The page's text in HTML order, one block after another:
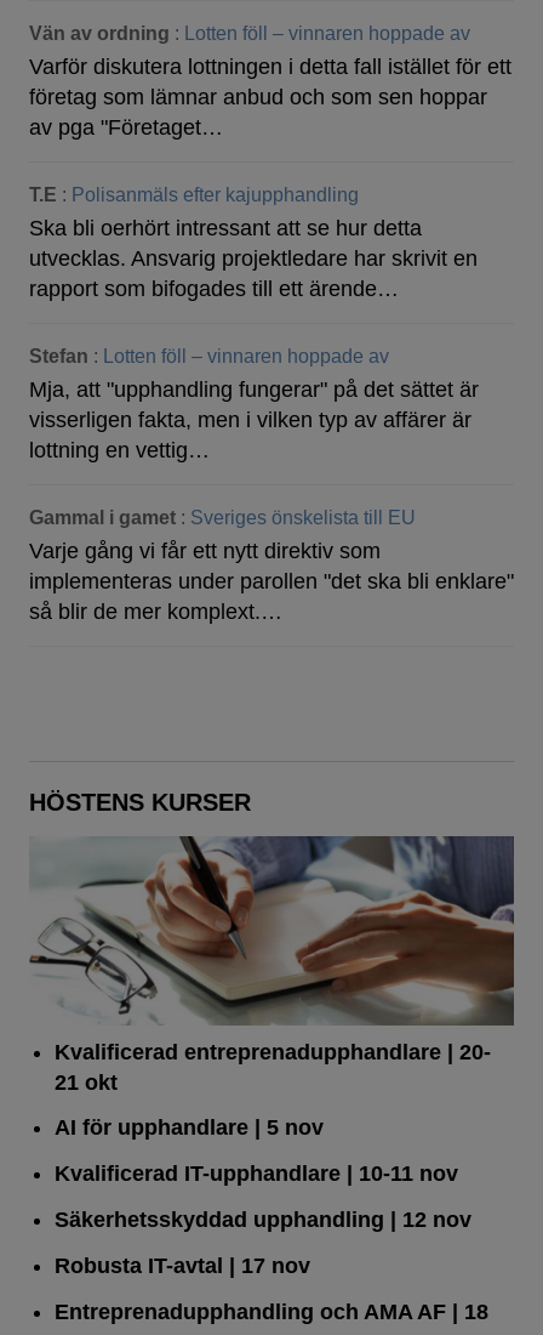
Vän av ordning : Lotten föll – vinnaren hoppade av
Varför diskutera lottningen i detta fall istället för ett
företag som lämnar anbud och som sen hoppar
av pga "Företaget…
T.E : Polisanmäls efter kajupphandling
Ska bli oerhört intressant att se hur detta
utvecklas. Ansvarig projektledare har skrivit en
rapport som bifogades till ett ärende…
Stefan : Lotten föll – vinnaren hoppade av
Mja, att "upphandling fungerar" på det sättet är
visserligen fakta, men i vilken typ av affärer är
lottning en vettig…
Gammal i gamet : Sveriges önskelista till EU
Varje gång vi får ett nytt direktiv som
implementeras under parollen "det ska bli enklare"
så blir de mer komplext.…
HÖSTENS KURSER
Kvalificerad entreprenad­upphandlare | 20-
21 okt
AI för upphandlare| 5 nov
Kvalificerad IT-upphandlare| 10-11 nov
Säkerhetsskyddad upphandling | 12 nov
Robusta IT-avtal | 17 nov
Entreprenadupphandling och AMA AF| 18